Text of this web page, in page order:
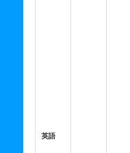
英語